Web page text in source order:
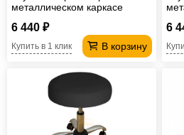
металлическом каркасе
6 440 ₽
В корзину
Купить в 1 клик
6